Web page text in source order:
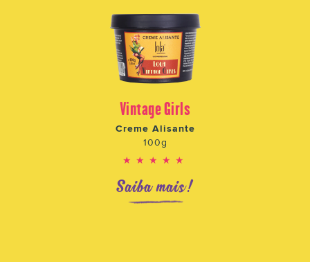
Vintage Girls
Creme Alisante
100g
★★★★★
Saiba mais!